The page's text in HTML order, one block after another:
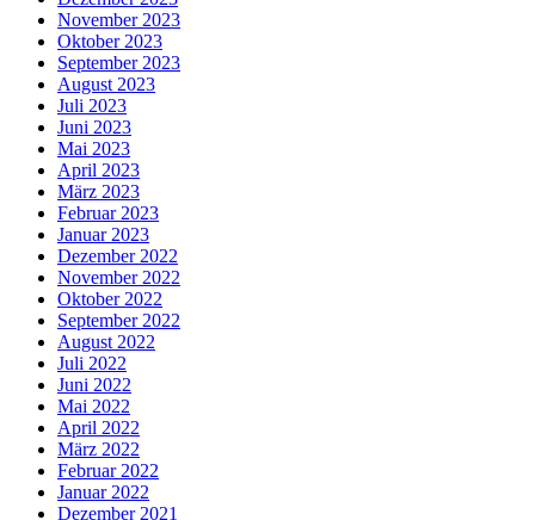
November 2023
Oktober 2023
September 2023
August 2023
Juli 2023
Juni 2023
Mai 2023
April 2023
März 2023
Februar 2023
Januar 2023
Dezember 2022
November 2022
Oktober 2022
September 2022
August 2022
Juli 2022
Juni 2022
Mai 2022
April 2022
März 2022
Februar 2022
Januar 2022
Dezember 2021